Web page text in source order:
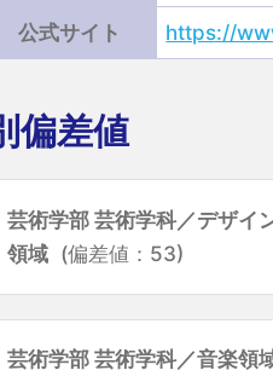
公式サイト https://
偏差値
芸術学部 芸術学科／デザイ
領域 (偏差値：53)
芸術学部 芸術学科／音楽領